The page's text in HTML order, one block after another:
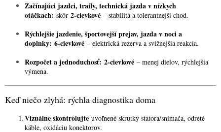
Začínajúci jazdci, traily, technická jazda v nízkych
otáčkach: skôr 2-cievkové – stabilita a tolerantnejší chod.
Rýchlejšie jazdenie, športovejší prejav, jazda v noci a
doplnky: 6-cievkové – elektrická rezerva a svižnejšia reakcia.
Rozpočet a jednoduchosť: 2-cievkové – menej dielov, rýchlejšia
výmena.
Keď niečo zlyhá: rýchla diagnostika doma
Vizuálne skontrolujte uvoľnené skrutky statora/snímača, odreté
káble, oxidáciu konektorov.